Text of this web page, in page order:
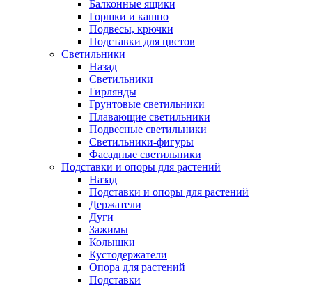
Балконные ящики
Горшки и кашпо
Подвесы, крючки
Подставки для цветов
Светильники
Назад
Светильники
Гирлянды
Грунтовые светильники
Плавающие светильники
Подвесные светильники
Светильники-фигуры
Фасадные светильники
Подставки и опоры для растений
Назад
Подставки и опоры для растений
Держатели
Дуги
Зажимы
Колышки
Кустодержатели
Опора для растений
Подставки